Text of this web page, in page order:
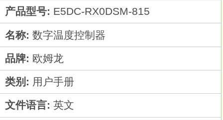
产品型号: E5DC-RX0DSM-815
名称: 数字温度控制器
品牌: 欧姆龙
类别: 用户手册
文件语言: 英文